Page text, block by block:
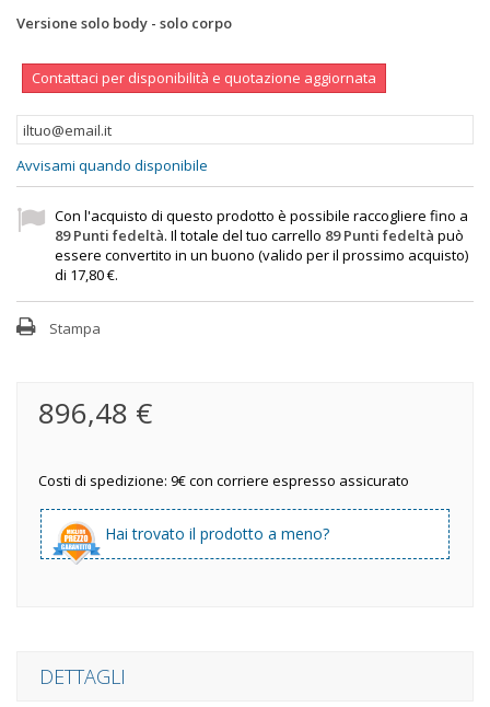
Versione solo body - solo corpo
Contattaci per disponibilità e quotazione aggiornata
Avvisami quando disponibile
Con l'acquisto di questo prodotto è possibile raccogliere fino a
89Punti fedeltà. Il totale del tuo carrello 89Punti fedeltà può
essere convertito in un buono (valido per il prossimo acquisto)
di 17,80 €.
Stampa
896,48 €
Costi di spedizione: 9€ con corriere espresso assicurato
Hai trovato il prodotto a meno?
DETTAGLI